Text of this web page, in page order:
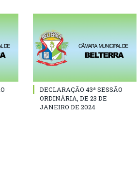
DECLARAÇÃO 43ª SESSÃO
ORDINÁRIA, DE 23 DE
JANEIRO DE 2024